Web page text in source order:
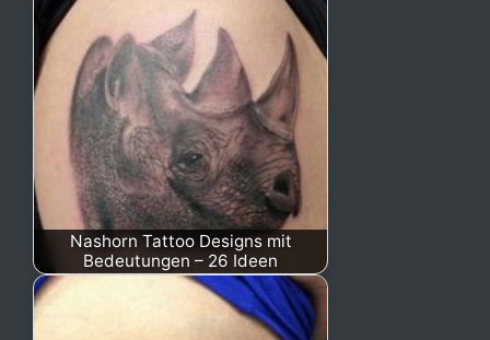
Nashorn Tattoo Designs mit
Bedeutungen – 26 Ideen